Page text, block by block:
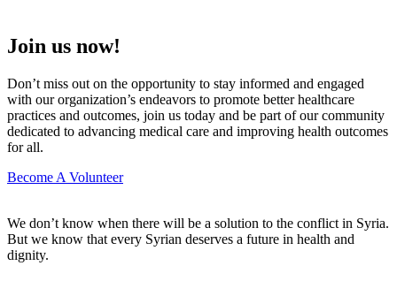
Join us now!
Don’t miss out on the opportunity to stay informed and engaged
with our organization’s endeavors to promote better healthcare
practices and outcomes, join us today and be part of our community
dedicated to advancing medical care and improving health outcomes
for all.
Become A Volunteer
We don’t know when there will be a solution to the conflict in Syria.
But we know that every Syrian deserves a future in health and
dignity.